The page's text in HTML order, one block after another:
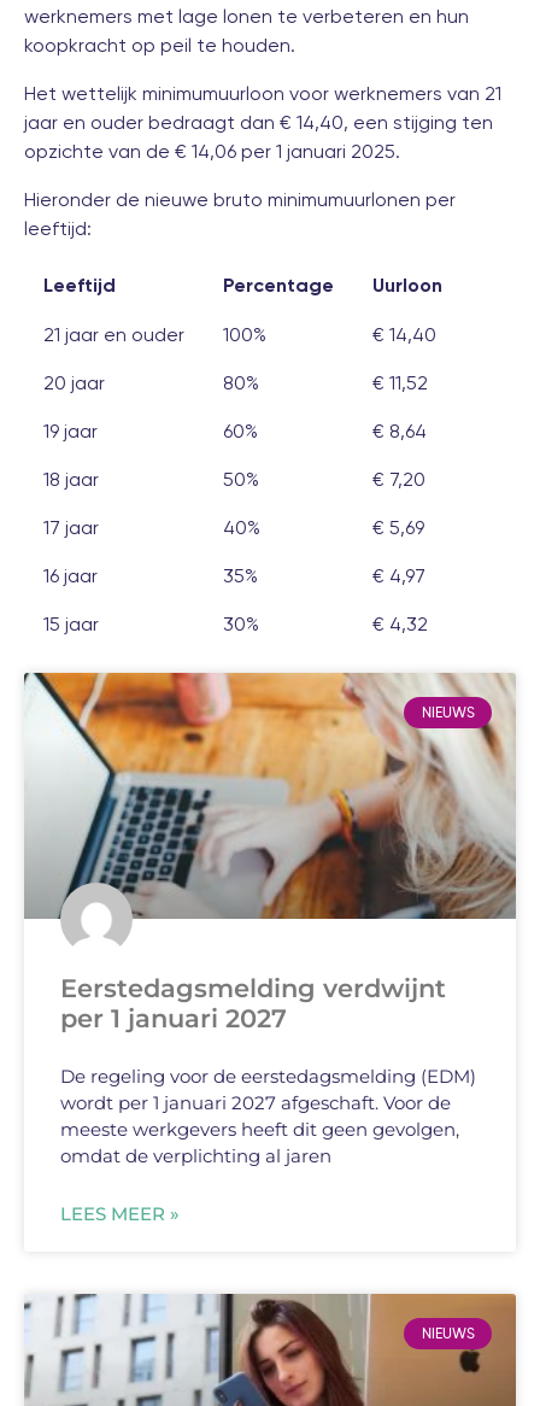
werknemers met lage lonen te verbeteren en hun
koopkracht op peil te houden.
Het wettelijk minimumuurloon voor werknemers van 21
jaar en ouder bedraagt dan € 14,40, een stijging ten
opzichte van de € 14,06 per 1 januari 2025.
Hieronder de nieuwe bruto minimumuurlonen per
leeftijd:
Leeftijd Percentage Uurloon
21 jaar en ouder 100% € 14,40
20 jaar 80% € 11,52
19 jaar 60% € 8,64
18 jaar 50% € 7,20
17 jaar 40% € 5,69
16 jaar 35% € 4,97
15 jaar 30% € 4,32
NIEUWS
Eerstedagsmelding verdwijnt
per 1 januari 2027
De regeling voor de eerstedagsmelding (EDM)
wordt per 1 januari 2027 afgeschaft. Voor de
meeste werkgevers heeft dit geen gevolgen,
omdat de verplichting al jaren
LEES MEER »
NIEUWS